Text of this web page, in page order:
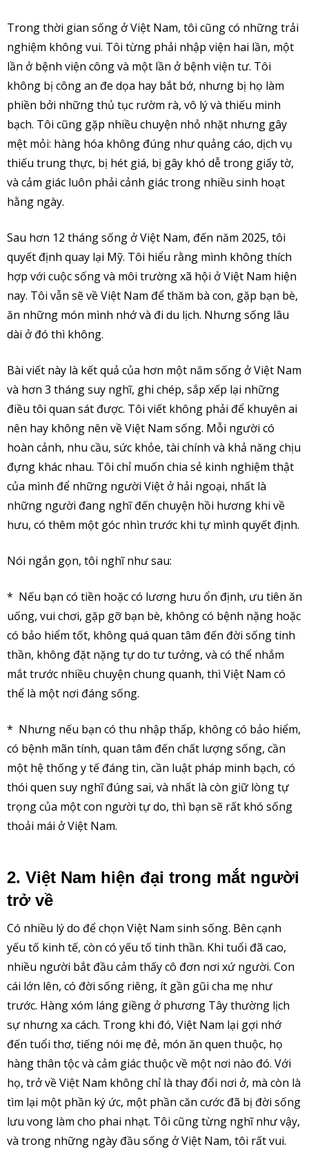
Trong thời gian sống ở Việt Nam, tôi cũng có những trải
nghiệm không vui. Tôi từng phải nhập viện hai lần, một
lần ở bệnh viện công và một lần ở bệnh viện tư. Tôi
không bị công an đe dọa hay bắt bớ, nhưng bị họ làm
phiền bởi những thủ tục rườm rà, vô lý và thiếu minh
bạch. Tôi cũng gặp nhiều chuyện nhỏ nhặt nhưng gây
mệt mỏi: hàng hóa không đúng như quảng cáo, dịch vụ
thiếu trung thực, bị hét giá, bị gây khó dễ trong giấy tờ,
và cảm giác luôn phải cảnh giác trong nhiều sinh hoạt
hằng ngày.
Sau hơn 12 tháng sống ở Việt Nam, đến năm 2025, tôi
quyết định quay lại Mỹ. Tôi hiểu rằng mình không thích
hợp với cuộc sống và môi trường xã hội ở Việt Nam hiện
nay. Tôi vẫn sẽ về Việt Nam để thăm bà con, gặp bạn bè,
ăn những món mình nhớ và đi du lịch. Nhưng sống lâu
dài ở đó thì không.
Bài viết này là kết quả của hơn một năm sống ở Việt Nam
và hơn 3 tháng suy nghĩ, ghi chép, sắp xếp lại những
điều tôi quan sát được. Tôi viết không phải để khuyên ai
nên hay không nên về Việt Nam sống. Mỗi người có
hoàn cảnh, nhu cầu, sức khỏe, tài chính và khả năng chịu
đựng khác nhau. Tôi chỉ muốn chia sẻ kinh nghiệm thật
của mình để những người Việt ở hải ngoại, nhất là
những người đang nghĩ đến chuyện hồi hương khi về
hưu, có thêm một góc nhìn trước khi tự mình quyết định.
Nói ngắn gọn, tôi nghĩ như sau:
* Nếu bạn có tiền hoặc có lương hưu ổn định, ưu tiên ăn
uống, vui chơi, gặp gỡ bạn bè, không có bệnh nặng hoặc
có bảo hiểm tốt, không quá quan tâm đến đời sống tinh
thần, không đặt nặng tự do tư tưởng, và có thể nhắm
mắt trước nhiều chuyện chung quanh, thì Việt Nam có
thể là một nơi đáng sống.
* Nhưng nếu bạn có thu nhập thấp, không có bảo hiểm,
có bệnh mãn tính, quan tâm đến chất lượng sống, cần
một hệ thống y tế đáng tin, cần luật pháp minh bạch, có
thói quen suy nghĩ đúng sai, và nhất là còn giữ lòng tự
trọng của một con người tự do, thì bạn sẽ rất khó sống
thoải mái ở Việt Nam.
2. Việt Nam hiện đại trong mắt người
trở về
Có nhiều lý do để chọn Việt Nam sinh sống. Bên cạnh
yếu tố kinh tế, còn có yếu tố tinh thần. Khi tuổi đã cao,
nhiều người bắt đầu cảm thấy cô đơn nơi xứ người. Con
cái lớn lên, có đời sống riêng, ít gần gũi cha mẹ như
trước. Hàng xóm láng giềng ở phương Tây thường lịch
sự nhưng xa cách. Trong khi đó, Việt Nam lại gợi nhớ
đến tuổi thơ, tiếng nói mẹ đẻ, món ăn quen thuộc, họ
hàng thân tộc và cảm giác thuộc về một nơi nào đó. Với
họ, trở về Việt Nam không chỉ là thay đổi nơi ở, mà còn là
tìm lại một phần ký ức, một phần căn cước đã bị đời sống
lưu vong làm cho phai nhạt. Tôi cũng từng nghĩ như vậy,
và trong những ngày đầu sống ở Việt Nam, tôi rất vui.